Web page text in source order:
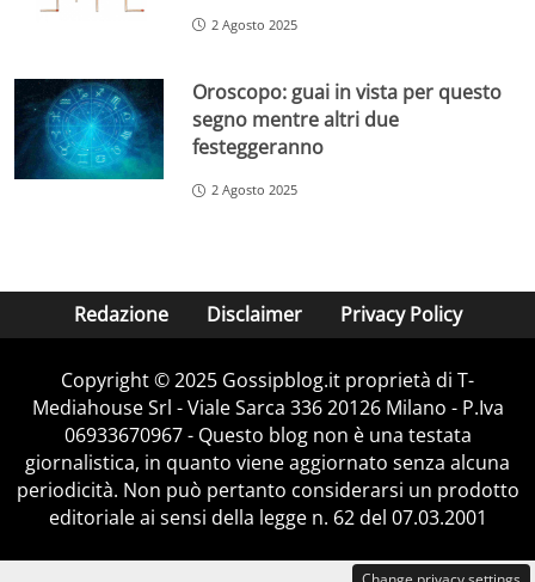
2 Agosto 2025
Oroscopo: guai in vista per questo
segno mentre altri due
festeggeranno
2 Agosto 2025
Redazione Disclaimer Privacy Policy
Copyright © 2025 Gossipblog.it proprietà di T-
Mediahouse Srl - Viale Sarca 336 20126 Milano - P.Iva
06933670967 - Questo blog non è una testata
giornalistica, in quanto viene aggiornato senza alcuna
periodicità. Non può pertanto considerarsi un prodotto
editoriale ai sensi della legge n. 62 del 07.03.2001